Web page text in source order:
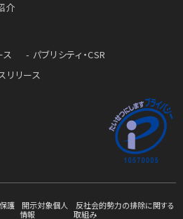
介
ス
パブリシティ・CSR
リリース
護
開示対象個人
情報
反社会的勢力の排除に関する
取組み